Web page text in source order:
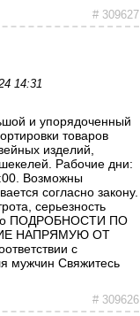
# 309627
14:31
и упорядоченный
товаров
изделий,
Рабочие дни:
Возможны
согласно закону.
серьезность
ПОДРОБНОСТИ ПО
НАПРЯМУЮ ОТ
с
мужчин Свяжитесь
# 309626